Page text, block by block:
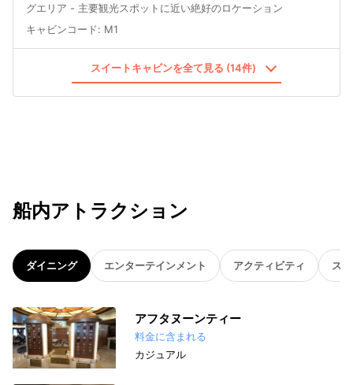
グエリア - 主要観光スポットに近い絶好のロケーション
キャビンコード: M1
スイートキャビンを全て見る (14件)
船内アトラクション
ダイニング エンターテインメント アクティビティ ス
アフタヌーンティー
料金に含まれる
カジュアル